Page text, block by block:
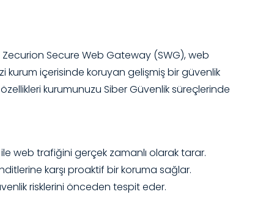
Secure Web Gateway (SWG), web
kurum içerisinde koruyan gelişmiş bir güvenlik
kurumunuzu Siber Güvenlik süreçlerinde
web trafiğini gerçek zamanlı olarak tarar.
karşı proaktif bir koruma sağlar.
risklerini önceden tespit eder.